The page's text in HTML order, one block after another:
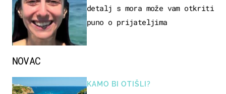
detalj s mora može vam otkriti
puno o prijateljima
NOVAC
KAMO BI OTIŠLI?